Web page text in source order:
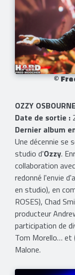
©
OZZY
Date de sortie :
Dernier album
Une décennie se
studio d'Ozzy.
collaboration
redonné l'envie
en studio), en
ROSES), Chad
producteur
participation de
Tom Morello… et
Malone.